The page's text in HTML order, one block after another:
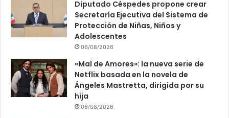
Diputado Céspedes propone crear
Secretaría Ejecutiva del Sistema de
Protección de Niñas, Niños y
Adolescentes
06/08/2026
«Mal de Amores»: la nueva serie de
Netflix basada en la novela de
Ángeles Mastretta, dirigida por su
hija
06/08/2026